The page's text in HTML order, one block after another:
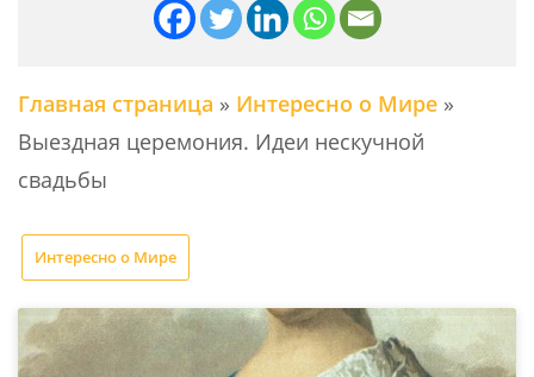
Главная страница » Интересно о Мире »
Выездная церемония. Идеи нескучной
свадьбы
Интересно о Мире